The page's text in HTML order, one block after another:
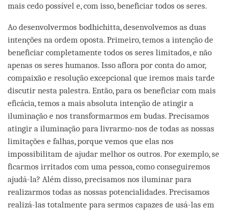
mais cedo possível e, com isso, beneficiar todos os seres.
Ao desenvolvermos bodhichitta, desenvolvemos as duas
intenções na ordem oposta. Primeiro, temos a intenção de
beneficiar completamente todos os seres limitados, e não
apenas os seres humanos. Isso aflora por conta do amor,
compaixão e resolução excepcional que iremos mais tarde
discutir nesta palestra. Então, para os beneficiar com mais
eficácia, temos a mais absoluta intenção de atingir a
iluminação e nos transformarmos em budas. Precisamos
atingir a iluminação para livrarmo-nos de todas as nossas
limitações e falhas, porque vemos que elas nos
impossibilitam de ajudar melhor os outros. Por exemplo, se
ficarmos irritados com uma pessoa, como conseguiremos
ajudá-la? Além disso, precisamos nos iluminar para
realizarmos todas as nossas potencialidades. Precisamos
realizá-las totalmente para sermos capazes de usá-las em